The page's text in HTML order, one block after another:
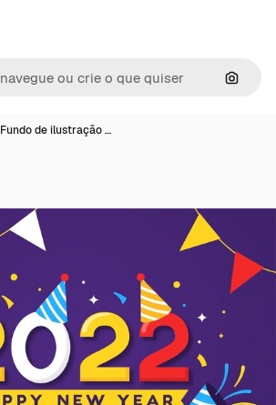
Fundo de ilustração …